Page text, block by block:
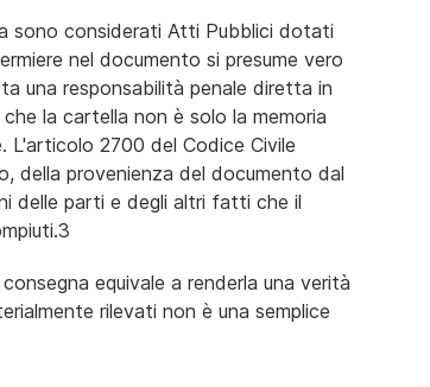
sono considerati Atti Pubblici dotati
nel documento si presume vero
una responsabilità penale diretta in
la cartella non è solo la memoria
L'articolo 2700 del Codice Civile
della provenienza del documento dal
delle parti e degli altri fatti che il
3
equivale a renderla una verità
rilevati non è una semplice